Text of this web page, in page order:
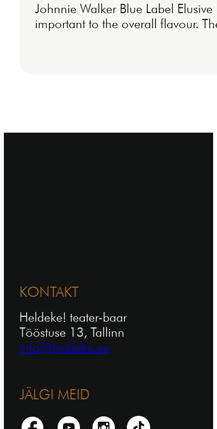
Johnnie Walker Blue Label
important to the overall flavour.
KONTAKT
Heldeke! teater-baar
Tööstuse 13, Tallinn
info@heldeke.ee
JÄLGI MEID